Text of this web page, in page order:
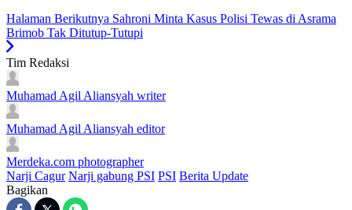
Halaman Berikutnya Sahroni Minta Kasus Polisi Tewas di Asrama
Brimob Tak Ditutup-Tutupi
Tim Redaksi
Muhamad Agil Aliansyah writer
Muhamad Agil Aliansyah editor
Merdeka.com photographer
Narji Cagur Narji gabung PSI PSI Berita Update
Bagikan